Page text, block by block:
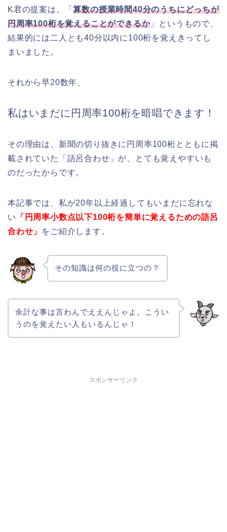
K君の提案は、「算数の授業時間40分のうちにどっちが
円周率100桁を覚えることができるか」というもので、
結果的には二人とも40分以内に100桁を覚えきってし
まいました。
それから早20数年、
私はいまだに円周率100桁を暗唱できます！
その理由は、新聞の切り抜きに円周率100桁とともに掲
載されていた「語呂合わせ」が、とても覚えやすいも
のだったからです。
本記事では、私が20年以上経過してもいまだに忘れな
い
「円周率小数点以下100桁を簡単に覚えるための語呂
合わせ」
をご紹介します。
その知識は何の役に立つの？
余計な事は言わんでええんじゃよ。こうい
うのを覚えたい人もいるんじゃ！
スポンサーリンク